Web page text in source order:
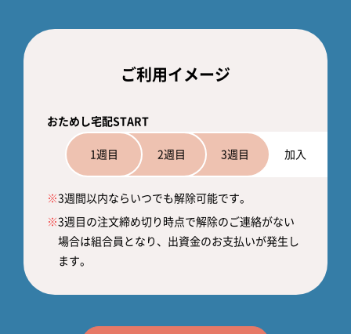
ご利用イメージ
おためし宅配START
1週目 2週目 3週目 加入
※ 3週間以内ならいつでも解除可能です。
※ 3週目の注文締め切り時点で解除のご連絡がない
場合は組合員となり、出資金のお支払いが発生し
ます。